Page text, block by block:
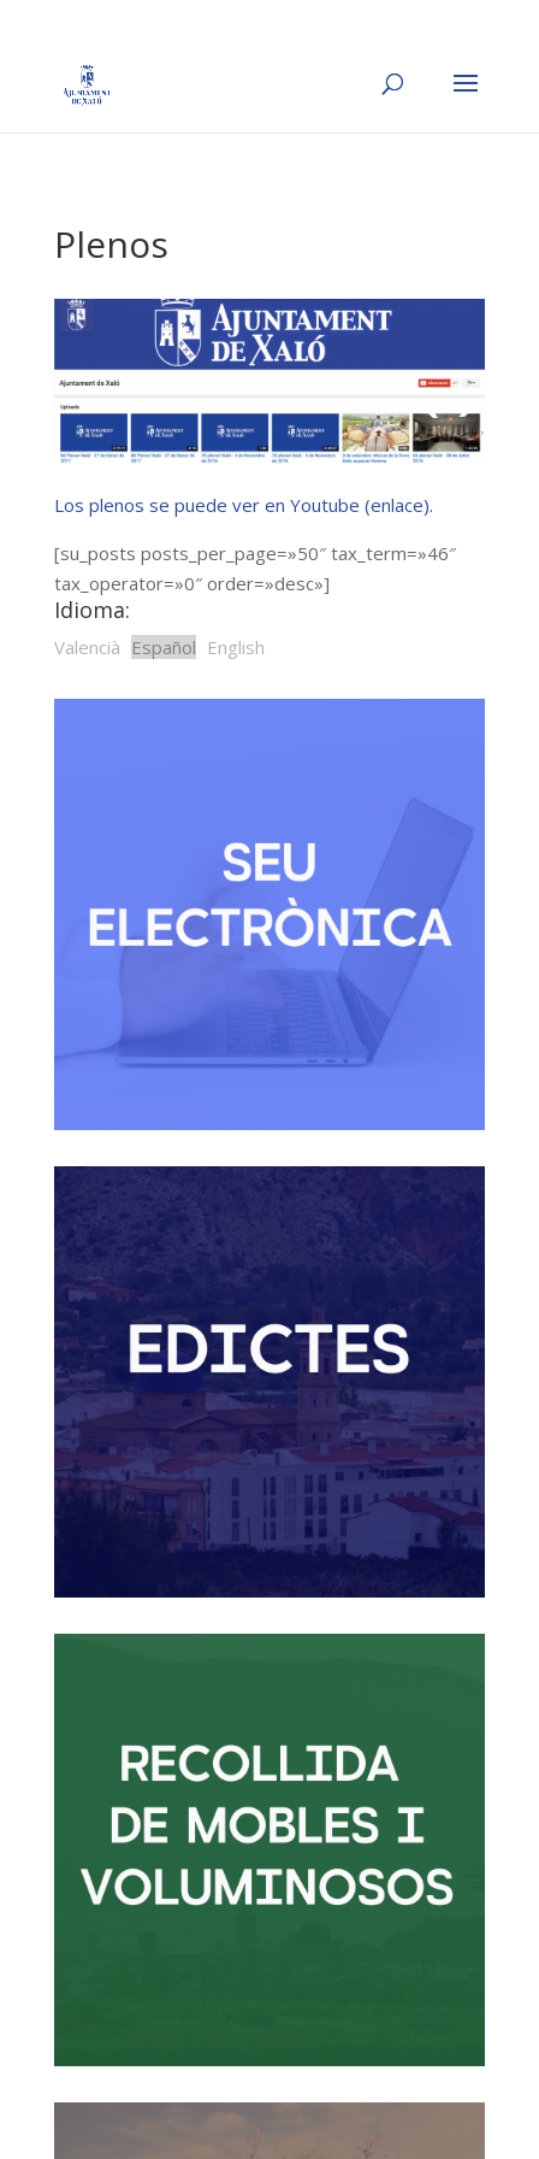
Plenos
Los plenos se puede ver en Youtube (enlace).
[su_posts posts_per_page=»50″ tax_term=»46″
tax_operator=»0″ order=»desc»]
Idioma:
Valencià Español English